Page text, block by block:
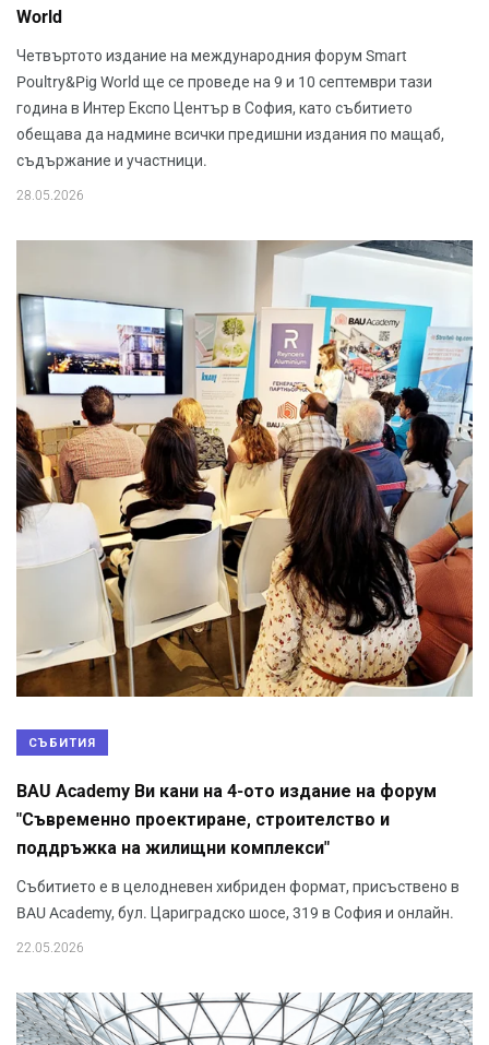
World
Четвъртото издание на международния форум Smart
Poultry&Pig World ще се проведе на 9 и 10 септември тази
година в Интер Експо Център в София, като събитието
обещава да надмине всички предишни издания по мащаб,
съдържание и участници.
28.05.2026
СЪБИТИЯ
BAU Academy Ви кани на 4-ото издание на форум
"Съвременно проектиране, строителство и
поддръжка на жилищни комплекси"
Събитието е в целодневен хибриден формат, присъствено в
BAU Academy, бул. Цариградско шосе, 319 в София и онлайн.
22.05.2026